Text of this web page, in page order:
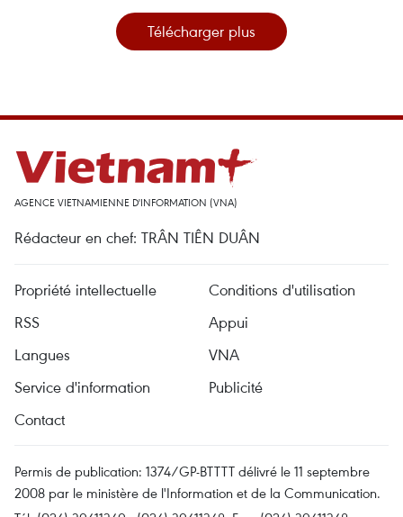
Télécharger plus
AGENCE VIETNAMIENNE D'INFORMATION (VNA)
Rédacteur en chef: TRÂN TIÊN DUÂN
Propriété intellectuelle
Conditions d'utilisation
RSS
Appui
Langues
VNA
Service d'information
Publicité
Contact
Permis de publication: 1374/GP-BTTTT délivré le 11 septembre
2008 par le ministère de l'Information et de la Communication.